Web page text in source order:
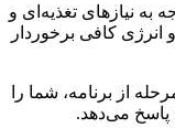
به نیازهای تغذیه‌ای و
کافی برخوردار
از برنامه، شما را
پاسخ می‌دهد.